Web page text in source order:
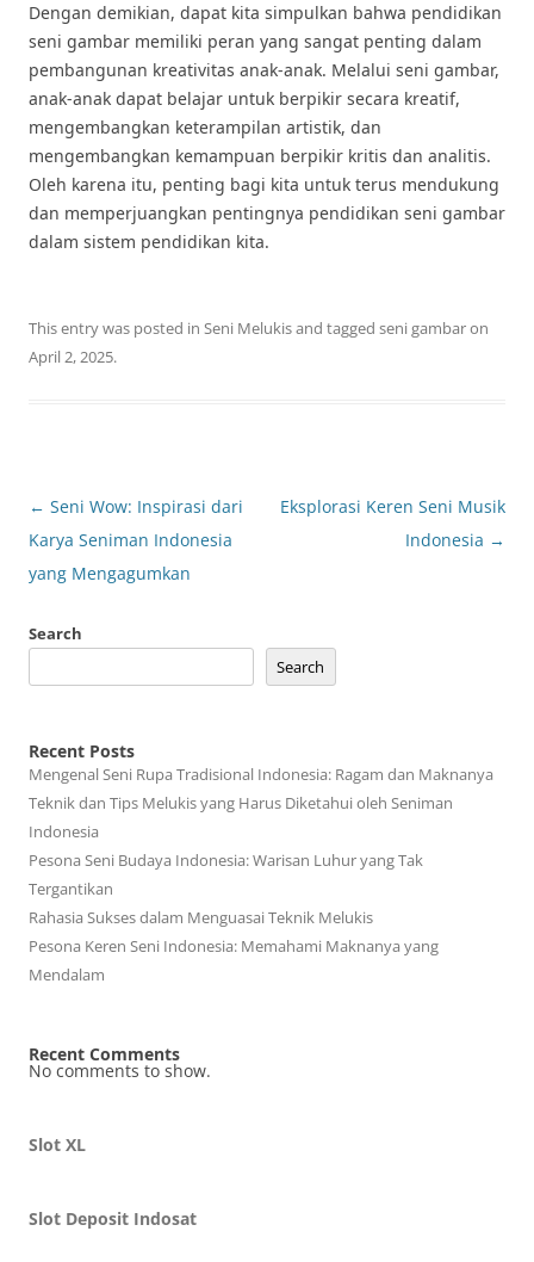
Dengan demikian, dapat kita simpulkan bahwa pendidikan
seni gambar memiliki peran yang sangat penting dalam
pembangunan kreativitas anak-anak. Melalui seni gambar,
anak-anak dapat belajar untuk berpikir secara kreatif,
mengembangkan keterampilan artistik, dan
mengembangkan kemampuan berpikir kritis dan analitis.
Oleh karena itu, penting bagi kita untuk terus mendukung
dan memperjuangkan pentingnya pendidikan seni gambar
dalam sistem pendidikan kita.
This entry was posted in Seni Melukisand tagged seni gambaron
April 2, 2025.
Post
navigation
← Seni Wow: Inspirasi dari
Karya Seniman Indonesia
yang Mengagumkan
Eksplorasi Keren Seni Musik
Indonesia →
Search
Search
Recent Posts
Mengenal Seni Rupa Tradisional Indonesia: Ragam dan Maknanya
Teknik dan Tips Melukis yang Harus Diketahui oleh Seniman
Indonesia
Pesona Seni Budaya Indonesia: Warisan Luhur yang Tak
Tergantikan
Rahasia Sukses dalam Menguasai Teknik Melukis
Pesona Keren Seni Indonesia: Memahami Maknanya yang
Mendalam
Recent Comments
No comments to show.
Slot XL
Slot Deposit Indosat